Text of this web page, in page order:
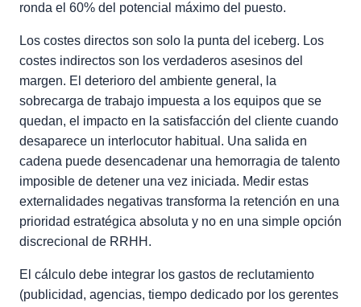
ronda el 60% del potencial máximo del puesto.
Los costes directos son solo la punta del iceberg. Los
costes indirectos son los verdaderos asesinos del
margen. El deterioro del ambiente general, la
sobrecarga de trabajo impuesta a los equipos que se
quedan, el impacto en la satisfacción del cliente cuando
desaparece un interlocutor habitual. Una salida en
cadena puede desencadenar una hemorragia de talento
imposible de detener una vez iniciada. Medir estas
externalidades negativas transforma la retención en una
prioridad estratégica absoluta y no en una simple opción
discrecional de RRHH.
El cálculo debe integrar los gastos de reclutamiento
(publicidad, agencias, tiempo dedicado por los gerentes